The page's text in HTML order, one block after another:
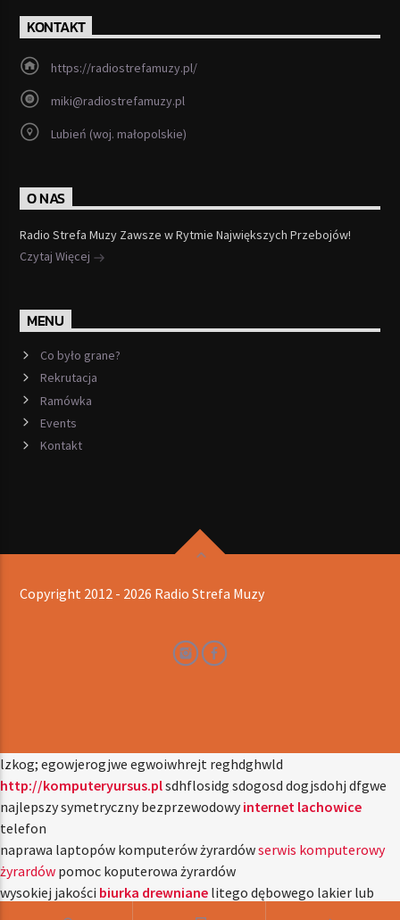
KONTAKT
https://radiostrefamuzy.pl/
miki@radiostrefamuzy.pl
Lubień (woj. małopolskie)
O NAS
Radio Strefa Muzy Zawsze w Rytmie Największych Przebojów!
Czytaj Więcej
MENU
Co było grane?
Rekrutacja
Ramówka
Events
Kontakt
Copyright 2012 - 2026 Radio Strefa Muzy
lzkog; egowjerogjwe egwoiwhrejt reghdghwld
http://komputeryursus.plsdhflosidg sdogosd dogjsdohj dfgwe
najlepszy symetryczny bezprzewodowyinternet lachowice
telefon
naprawa laptopów komputerów żyrardówserwis komputerowy
żyrardów pomoc koputerowa żyrardów
wysokiej jakości biurka drewniane litego dębowego lakier lub